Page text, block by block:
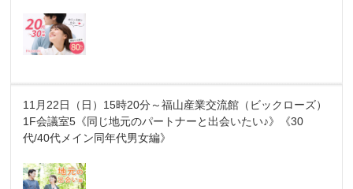
11月22日（日）15時20分～福山産業交流館（ビックローズ）
1F会議室5《同じ地元のパートナーと出会いたい♪》《30
代/40代メイン同年代男女編》